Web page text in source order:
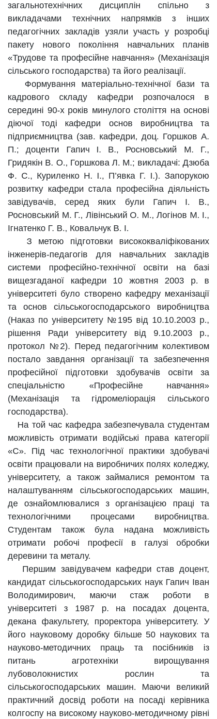
загальнотехнічних дисциплін спільно з
викладачами технічних напрямків з інших
педагогічних закладів узяли участь у розробці
пакету нового покоління навчальних планів
«Трудове та професійне навчання» (Механізація
сільського господарства) та його реалізації.
Формування матеріально-технічної бази та
кадрового складу кафедри розпочалося в
середині 90-х років минулого століття на основі
діючої тоді кафедри основ виробництва та
підприємництва (зав. кафедри, доц. Горшков А.
П.; доценти Гапич І. В., Росновський М. Г.,
Гридякін В. О., Горшкова Л. М.; викладачі: Дзюба
Ф. С., Куриленко Н. І., П’явка Г. І.). Запорукою
розвитку кафедри стала професійна діяльність
завідувачів, серед яких були Гапич І. В.,
Росновський М. Г., Лівінський О. М., Логінов М. І.,
Ігнатенко Г. В., Ковальчук В. І.
З метою підготовки висококваліфікованих
інженерів-педагогів для навчальних закладів
системи професійно-технічної освіти на базі
вищезгаданої кафедри 10 жовтня 2003 р. в
університеті було створено кафедру механізації
та основ сільськогосподарського виробництва
(Наказ по університету №195 від 10.10.2003 р.,
рішення Ради університету від 9.10.2003 р.,
протокол №2). Перед педагогічним колективом
постало завдання організації та забезпечення
професійної підготовки здобувачів освіти за
спеціальністю «Професійне навчання»
(Механізація та гідромеліорація сільського
господарства).
На той час кафедра забезпечувала студентам
можливість отримати водійські права категорії
«С». Під час технологічної практики здобувачі
освіти працювали на виробничих полях коледжу,
університету, а також займалися ремонтом та
налаштуванням сільськогосподарських машин,
де ознайомлювалися з організацією праці та
технологічними процесами виробництва.
Студентам також була надана можливість
отримати робочі професії в галузі обробки
деревини та металу.
Першим завідувачем кафедри став доцент,
кандидат сільськогосподарських наук Гапич Іван
Володимирович, маючи стаж роботи в
університеті з 1987 р. на посадах доцента,
декана факультету, проректора університету. У
його науковому доробку більше 50 наукових та
науково-методичних праць та посібників із
питань агротехніки вирощування
лубоволокнистих рослин та
сільськогосподарських машин. Маючи великий
практичний досвід роботи на посаді керівника
колгоспу на високому науково-методичному рівні